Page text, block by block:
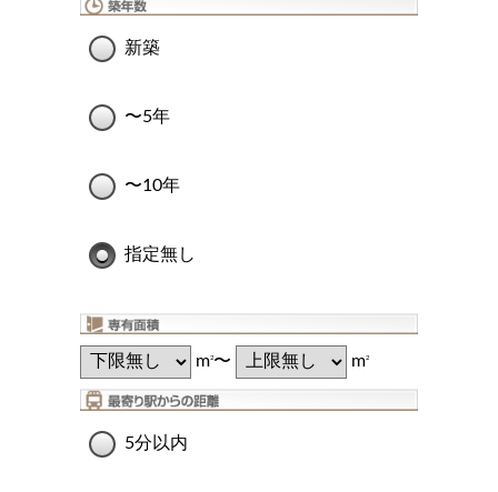
新築
〜5年
〜10年
指定無し
m2〜 m2
5分以内